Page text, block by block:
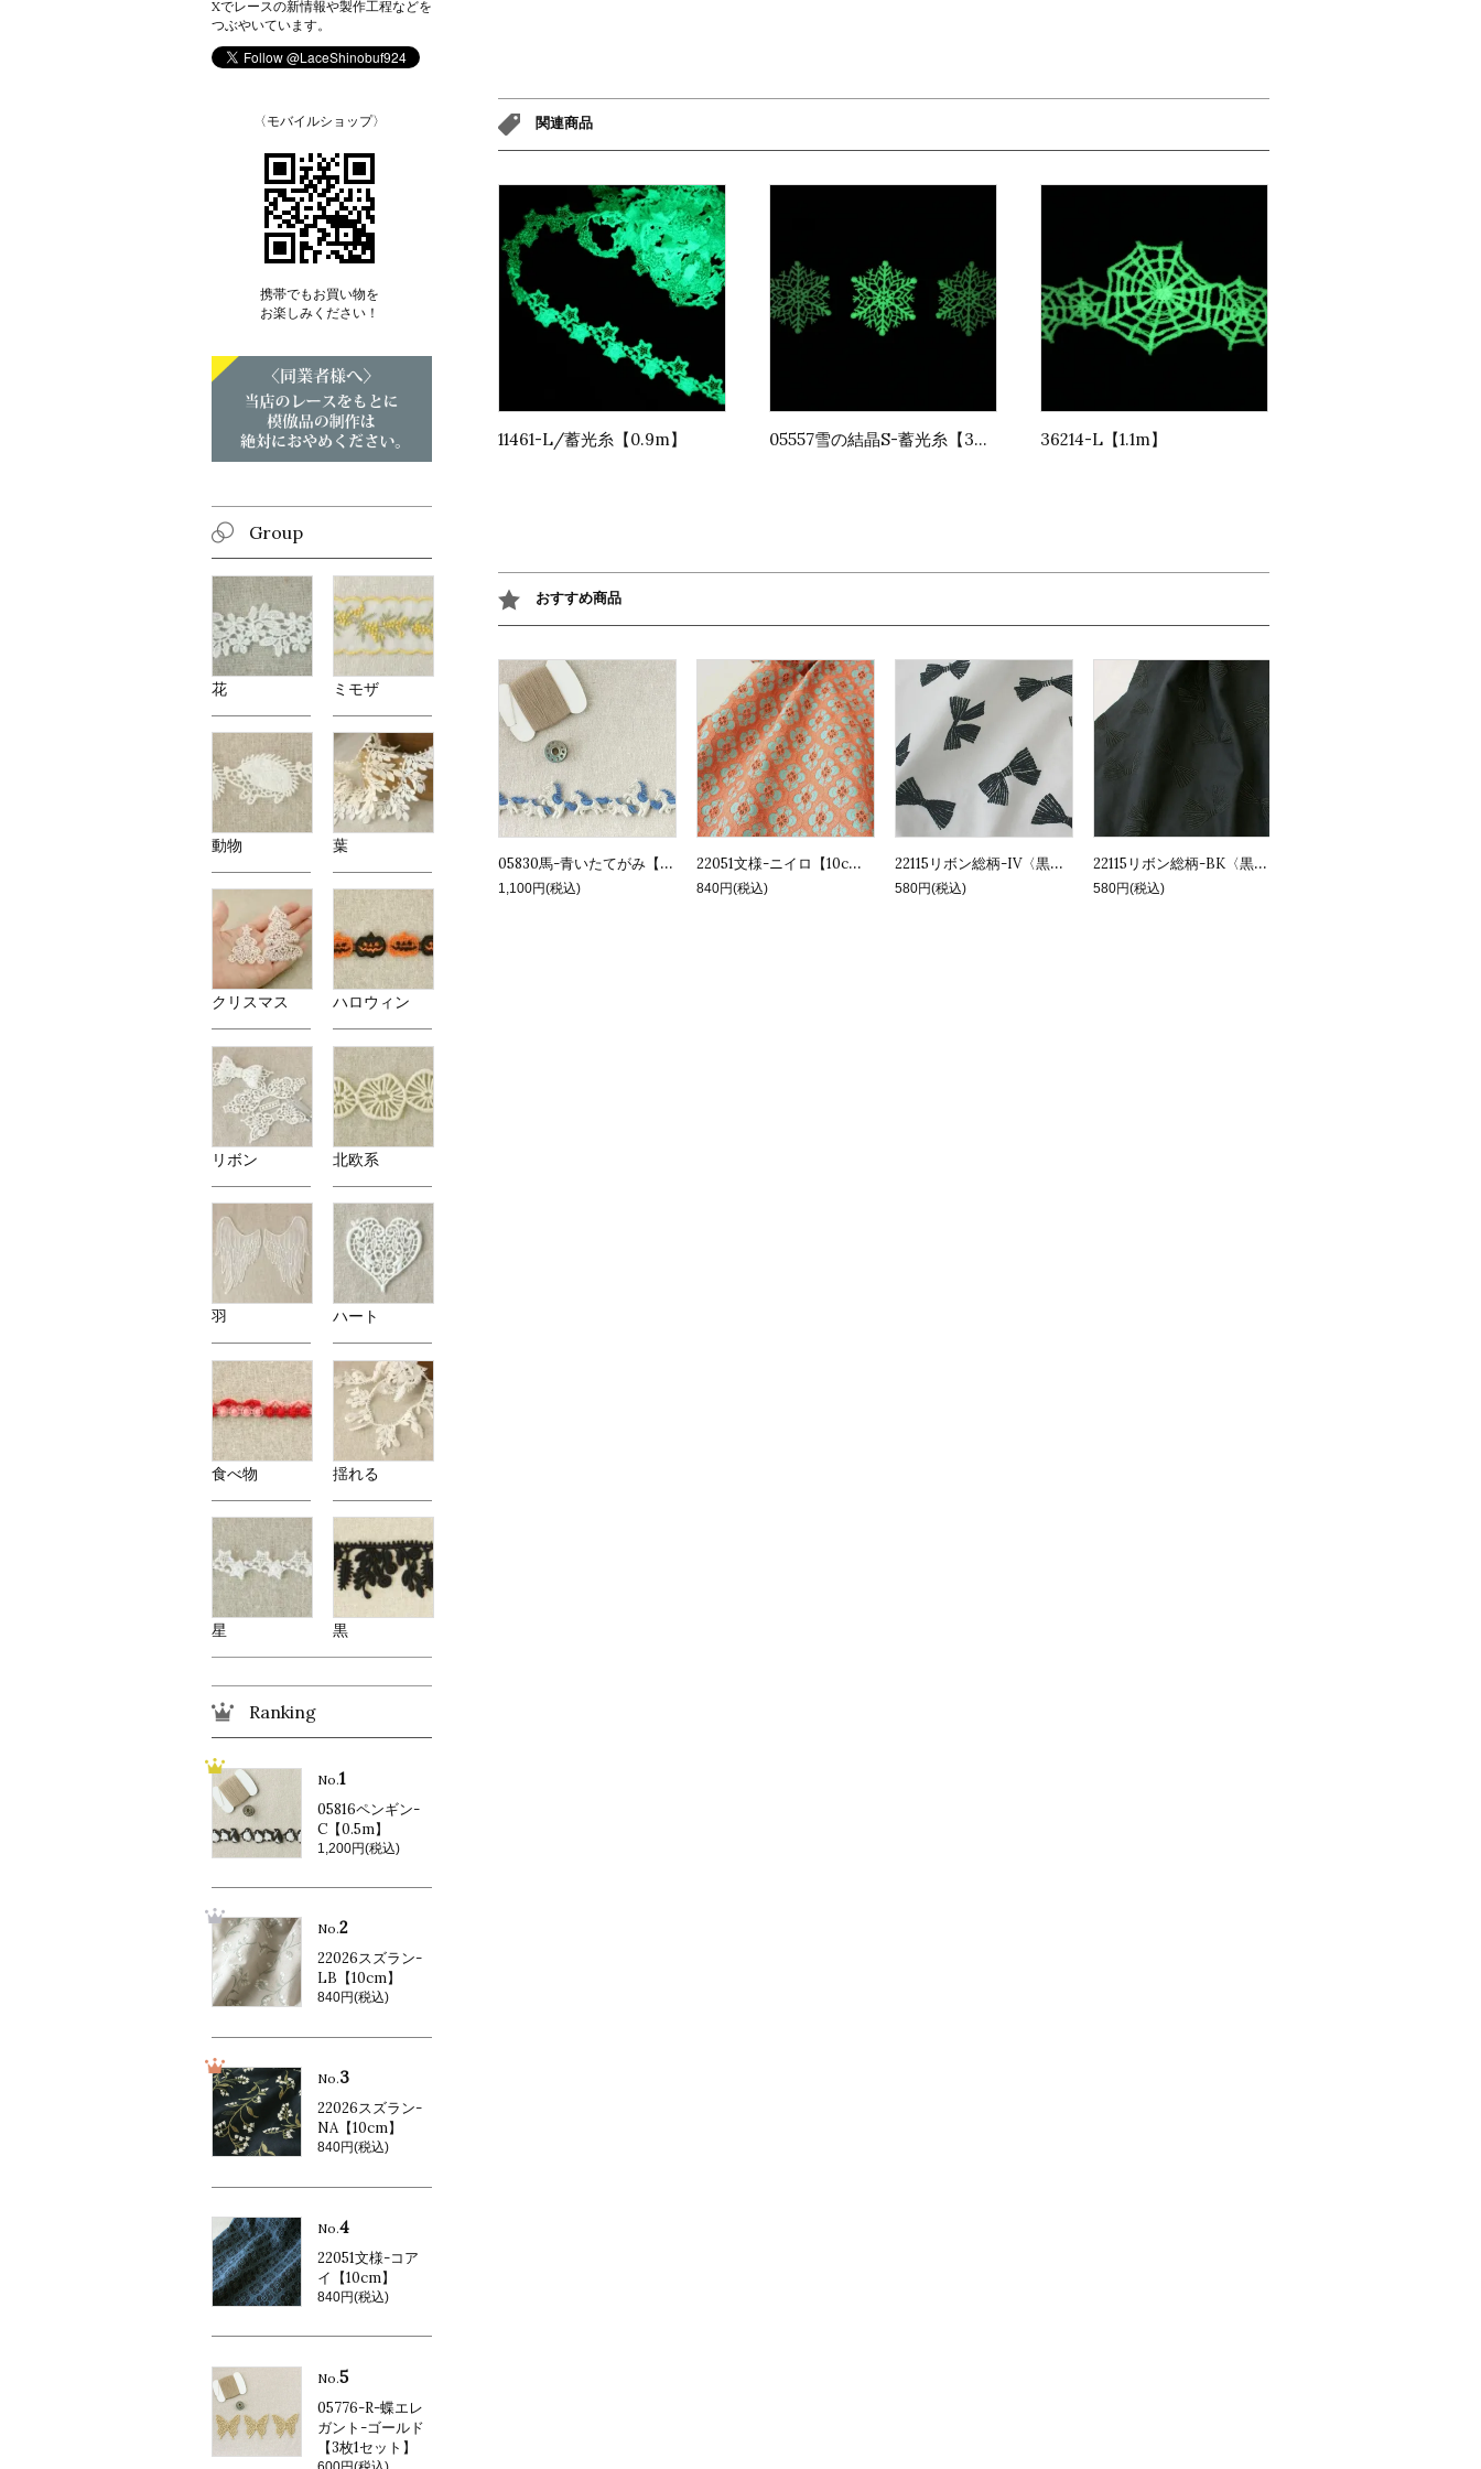
関連商品
11461-L/蓄光糸【0.9m】 05557雪の結晶S-蓄光糸【3枚1セット】 36214-L【1.1m】
おすすめ商品
05830馬-青いたてがみ【0.5m】
1,100円(税込)
22051文様-ニイロ【10cm】
840円(税込)
22115リボン総柄-IV〈黒〉【10cm】
580円(税込)
22115リボン総柄-BK〈黒〉【10cm】
580円(税込)
Xでレースの新情報や製作工程などを
つぶやいています。
〈モバイルショップ〉
携帯でもお買い物を
お楽しみください！
Group
花 ミモザ
動物 葉
クリスマス ハロウィン
リボン 北欧系
羽 ハート
食べ物 揺れる
星 黒
Ranking
No.1
05816ペンギン-
C【0.5m】
1,200円(税込)
No.2
22026スズラン-
LB【10cm】
840円(税込)
No.3
22026スズラン-
NA【10cm】
840円(税込)
No.4
22051文様-コア
イ【10cm】
840円(税込)
No.5
05776-R-蝶エレ
ガント-ゴールド
【3枚1セット】